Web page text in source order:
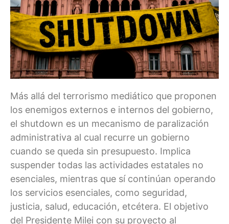
Más allá del terrorismo mediático que proponen
los enemigos externos e internos del gobierno,
el shutdown es un mecanismo de paralización
administrativa al cual recurre un gobierno
cuando se queda sin presupuesto. Implica
suspender todas las actividades estatales no
esenciales, mientras que sí continúan operando
los servicios esenciales, como seguridad,
justicia, salud, educación, etcétera. El objetivo
del Presidente Milei con su proyecto al